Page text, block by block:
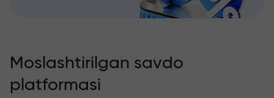
Moslashtirilgan savdo
platformasi